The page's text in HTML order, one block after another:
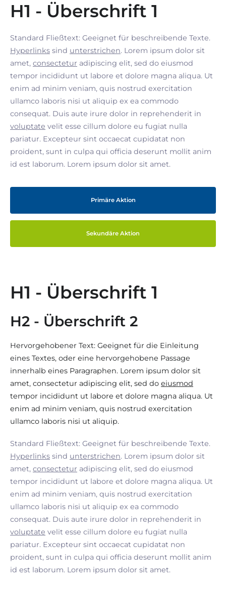
H1 - Überschrift 1
Standard Fließtext: Geeignet für beschreibende Texte.
Hyperlinks sind unterstrichen. Lorem ipsum dolor sit
amet, consectetur adipiscing elit, sed do eiusmod
tempor incididunt ut labore et dolore magna aliqua. Ut
enim ad minim veniam, quis nostrud exercitation
ullamco laboris nisi ut aliquip ex ea commodo
consequat. Duis aute irure dolor in reprehenderit in
voluptate velit esse cillum dolore eu fugiat nulla
pariatur. Excepteur sint occaecat cupidatat non
proident, sunt in culpa qui officia deserunt mollit anim
id est laborum. Lorem ipsum dolor sit amet.
Primäre Aktion
Sekundäre Aktion
H1 - Überschrift 1
H2 - Überschrift 2
Hervorgehobener Text: Geeignet für die Einleitung
eines Textes, oder eine hervorgehobene Passage
innerhalb eines Paragraphen. Lorem ipsum dolor sit
amet, consectetur adipiscing elit, sed do eiusmod
tempor incididunt ut labore et dolore magna aliqua. Ut
enim ad minim veniam, quis nostrud exercitation
ullamco laboris nisi ut aliquip.
Standard Fließtext: Geeignet für beschreibende Texte.
Hyperlinks sind unterstrichen. Lorem ipsum dolor sit
amet, consectetur adipiscing elit, sed do eiusmod
tempor incididunt ut labore et dolore magna aliqua. Ut
enim ad minim veniam, quis nostrud exercitation
ullamco laboris nisi ut aliquip ex ea commodo
consequat. Duis aute irure dolor in reprehenderit in
voluptate velit esse cillum dolore eu fugiat nulla
pariatur. Excepteur sint occaecat cupidatat non
proident, sunt in culpa qui officia deserunt mollit anim
id est laborum. Lorem ipsum dolor sit amet.